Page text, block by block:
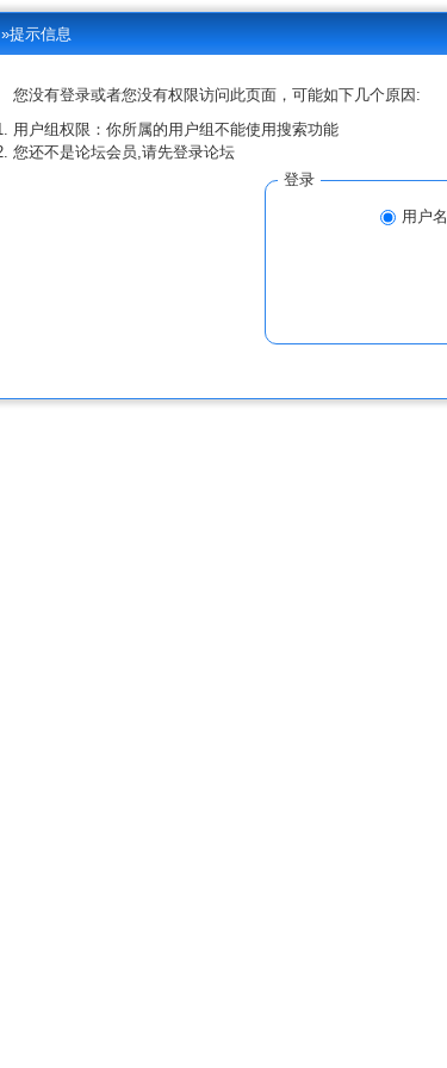
»提示信息
您没有登录或者您没有权限访问此页面，可能如下几个原因:
用户组权限：你所属的用户组不能使用搜索功能
您还不是论坛会员,请先登录论坛
登录
用户名